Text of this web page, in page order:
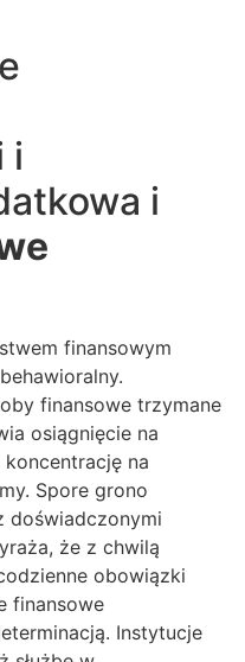
i
i
finansowym
finansowe trzymane
osiągnięcie na
na
Spore grono
doświadczonymi
że z chwilą
obowiązki
finansowe
Instytucje